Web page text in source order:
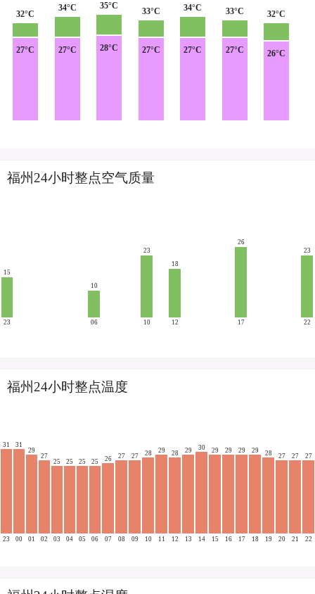
32°C
27°C
34°C
27°C
35°C
28°C
33°C
27°C
34°C
27°C
33°C
27°C
32°C
26°C
福州24小时整点空气质量
15
23
10
06
23
10
18
12
26
17
23
22
福州24小时整点温度
31
23
31
00
29
01
27
02
25
03
25
04
25
05
25
06
26
07
27
08
27
09
28
10
29
11
28
12
29
13
30
14
29
15
29
16
29
17
29
18
28
19
27
20
27
21
27
22